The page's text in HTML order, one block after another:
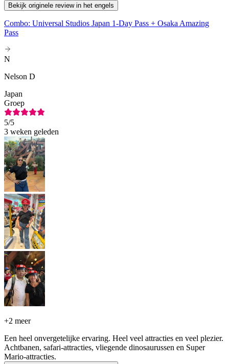
Bekijk originele review in het engels
Combo: Universal Studios Japan 1-Day Pass + Osaka Amazing
Pass
N
Nelson D
Japan
Groep
5/5
3 weken geleden
+2 meer
Een heel onvergetelijke ervaring. Heel veel attracties en veel plezier.
Achtbanen, safari-attracties, vliegende dinosaurussen en Super
Mario-attracties.